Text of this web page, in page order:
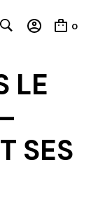
0
LE
SES